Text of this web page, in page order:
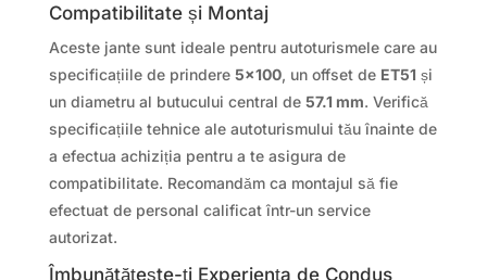
Compatibilitate și Montaj
Aceste jante sunt ideale pentru autoturismele care au
specificațiile de prindere 5×100, un offset de ET51 și
un diametru al butucului central de 57.1 mm. Verifică
specificațiile tehnice ale autoturismului tău înainte de
a efectua achiziția pentru a te asigura de
compatibilitate. Recomandăm ca montajul să fie
efectuat de personal calificat într-un service
autorizat.
Îmbunătățește-ți Experiența de Condus